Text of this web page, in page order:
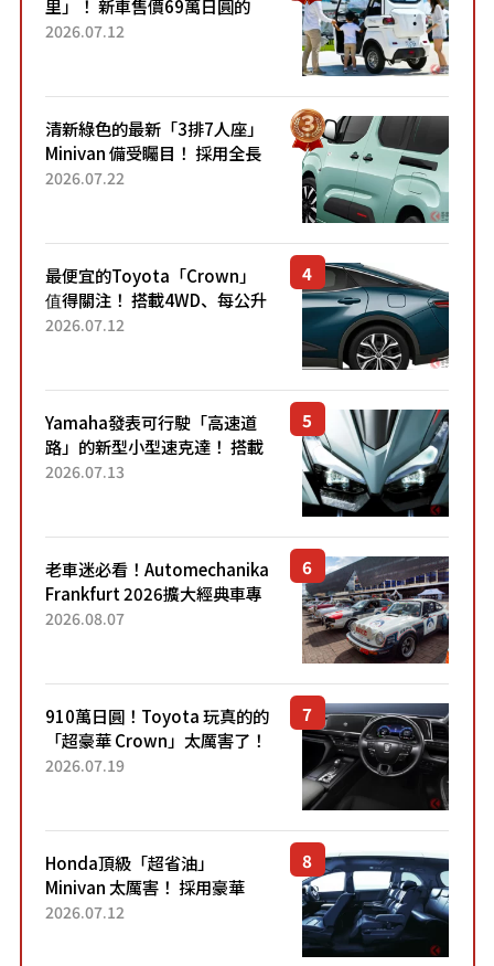
里」！ 新車售價69萬日圓的
「3人座」Trike大受歡迎！ 順
2026.07.12
清新綠色的最新「3排7人座」
Minivan 備受矚目！ 採用全長
4.7公尺剛剛好的車身尺寸與
2026.07.22
最便宜的Toyota「Crown」
值得關注！ 搭載4WD、每公升
22.4公里低油耗表現超亮眼！
2026.07.12
Yamaha發表可行駛「高速道
路」的新型小型速克達！ 搭載
能享受超強勁「渦輪感」的動
2026.07.13
老車迷必看！Automechanika
Frankfurt 2026擴大經典車專
區 1954年珍稀古董車現場修復
2026.08.07
910萬日圓！Toyota 玩真的的
「超豪華 Crown」太厲害了！
採用由「匠人技藝」打造的
2026.07.19
Honda頂級「超省油」
Minivan 太厲害！ 採用豪華
「真皮座椅」與專屬「黑色內
2026.07.12